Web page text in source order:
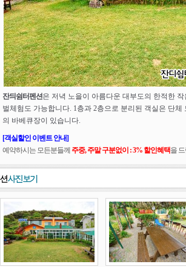
잔듸쉼터펜션은 저녁 노을이 아름다운 대부도의 한적한
벌체험도 가능합니다. 1층과 2층으로 분리된 객실은 단
의 바베큐장이 있습니다.
[객실할인 이벤트 안내]
예약하시는 모든분들께 주중, 주말 구분없이 : 3% 할인혜택을